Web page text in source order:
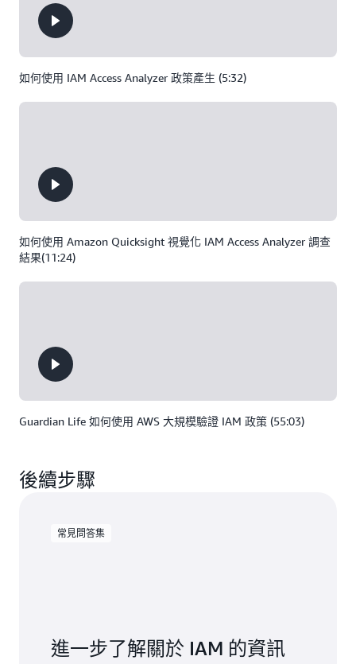
如何使用 IAM Access Analyzer 政策產生 (5:32)
如何使用 Amazon Quicksight 視覺化 IAM Access Analyzer 調查
結果(11:24)
Guardian Life 如何使用 AWS 大規模驗證 IAM 政策 (55:03)
後續步驟
常見問答集
進一步了解關於 IAM 的資訊